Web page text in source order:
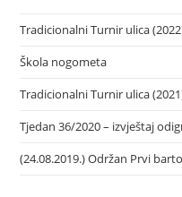
Tradicionalni Turnir ulica
Škola nogometa
Tradicionalni Turnir ulica
Tjedan 36/2020 – izvještaj
(24.08.2019.) Održan Prvi